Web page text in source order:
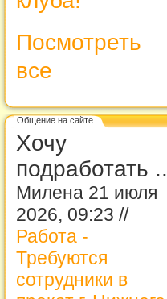
Посмотреть
все
Общение на сайте
Хочу
подработать ..
Милена 21 июля
2026, 09:23 //
Работа -
Требуются
сотрудники в